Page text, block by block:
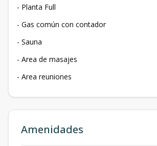
- ⁠Planta Full
- ⁠Gas común con contador
- Sauna
- Area de masajes
- Area reuniones
Amenidades